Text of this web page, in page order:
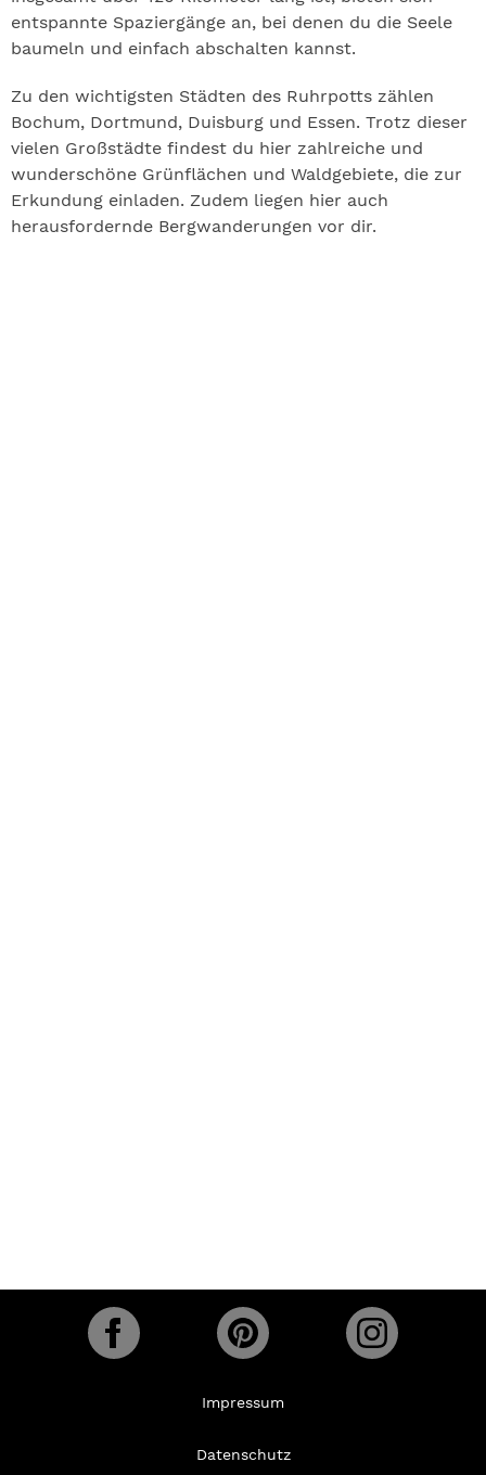
entspannte Spaziergänge an, bei denen du die Seele
baumeln und einfach abschalten kannst.
Zu den wichtigsten Städten des Ruhrpotts zählen
Bochum, Dortmund, Duisburg und Essen. Trotz dieser
vielen Großstädte findest du hier zahlreiche und
wunderschöne Grünflächen und Waldgebiete, die zur
Erkundung einladen. Zudem liegen hier auch
herausfordernde Bergwanderungen vor dir.
Impressum
Datenschutz